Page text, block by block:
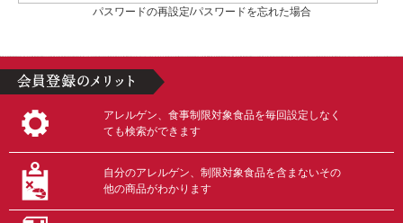
パスワードの再設定/パスワードを忘れた場合
アレルゲン、食事制限対象食品を毎回設定しなく
ても検索ができます
自分のアレルゲン、制限対象食品を含まないその
他の商品がわかります